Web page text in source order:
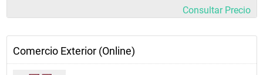
Consultar Precio
Comercio Exterior (Online)